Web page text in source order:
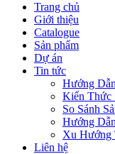
Trang chủ
Giới thiệu
Catalogue
Sản phẩm
Dự án
Tin tức
Hướng
Kiến Thức
So Sánh
Hướng
Xu Hướng
Liên hệ